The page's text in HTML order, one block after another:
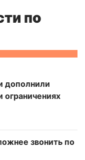
по
дополнили
ограничениях
звонить по